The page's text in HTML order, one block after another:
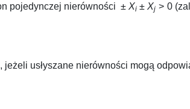
pojedynczej nierówności ± Xi ± Xj > 0
, jeżeli usłyszane nierówności mogą